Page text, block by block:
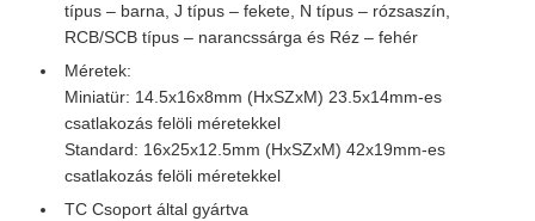
típus – barna, J típus – fekete, N típus – rózsaszín,
RCB/SCB típus – narancssárga és Réz – fehér
Méretek:
Miniatür: 14.5x16x8mm (HxSZxM) 23.5x14mm-es
csatlakozás felöli méretekkel
Standard: 16x25x12.5mm (HxSZxM) 42x19mm-es
csatlakozás felöli méretekkel
TC Csoport által gyártva